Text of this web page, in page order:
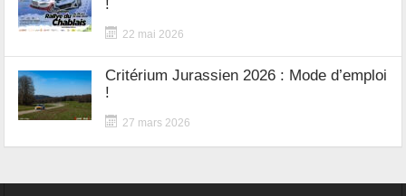
!
22 mai 2026
Critérium Jurassien 2026 : Mode d’emploi
!
27 mars 2026